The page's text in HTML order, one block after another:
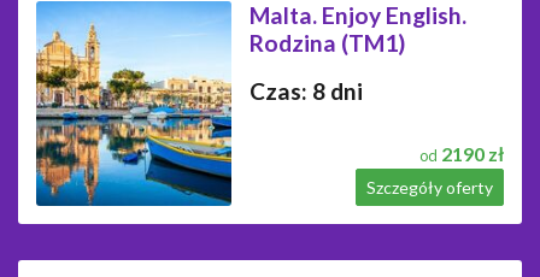
Malta. Enjoy English.
Rodzina (TM1)
Czas: 8 dni
od 2190 zł
Szczegóły oferty